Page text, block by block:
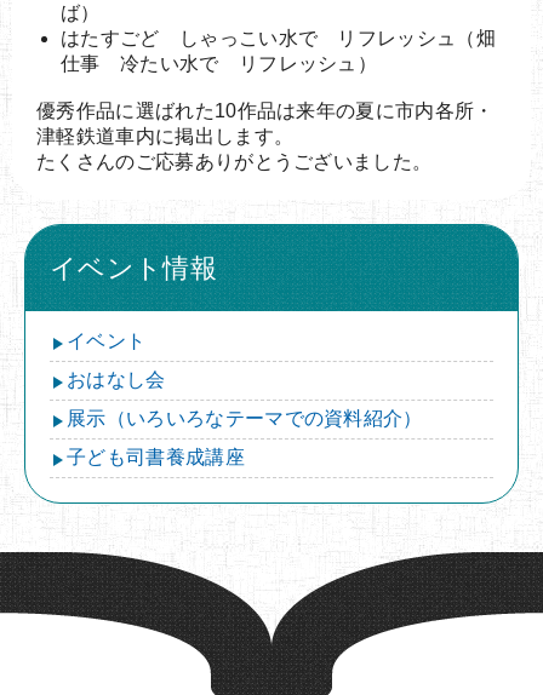
ば）
はたすごど しゃっこい水で リフレッシュ（畑
仕事 冷たい水で リフレッシュ）
優秀作品に選ばれた10作品は来年の夏に市内各所・
津軽鉄道車内に掲出します。
たくさんのご応募ありがとうございました。
イベント情報
イベント
おはなし会
展示（いろいろなテーマでの資料紹介）
子ども司書養成講座